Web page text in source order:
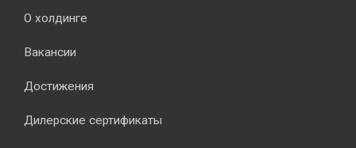
О холдинге
Вакансии
Достижения
Дилерские сертификаты